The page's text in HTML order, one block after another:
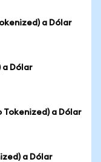
a Dólar
a Dólar
Tokenized) a Dólar
a Dólar